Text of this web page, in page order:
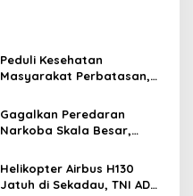
Peduli Kesehatan
Masyarakat Perbatasan,
Yonarmed 13/Nanggala
Gelar Pelayanan Medis
Door-to-Door di Desa
Gagalkan Peredaran
Narkoba Skala Besar,
21,4 Kg Sabu dan Serahkan
WNA Malaysia ke BNNP
Helikopter Airbus H130
Jatuh di Sekadau, TNI AD